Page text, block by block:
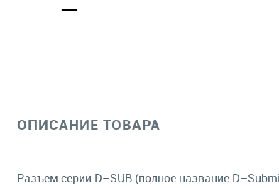
ОПИСАНИЕ ТОВАРА
Разъём серии D–SUB (полное название